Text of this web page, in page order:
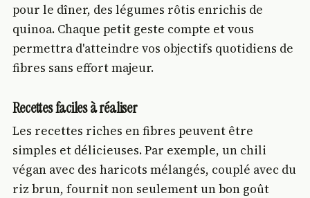
pour le dîner, des légumes rôtis enrichis de
quinoa. Chaque petit geste compte et vous
permettra d'atteindre vos objectifs quotidiens de
fibres sans effort majeur.
Recettes faciles à réaliser
Les recettes riches en fibres peuvent être
simples et délicieuses. Par exemple, un chili
végan avec des haricots mélangés, couplé avec du
riz brun, fournit non seulement un bon goût